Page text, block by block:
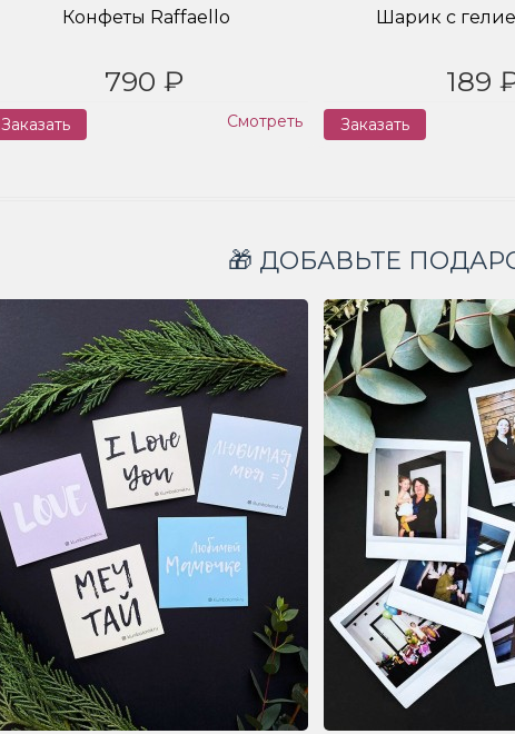
Конфеты Raffaello
790 ₽
Заказать Смотреть
Шарик с
189
Заказать
🎁 ДОБАВЬТЕ